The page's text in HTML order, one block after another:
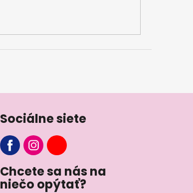
Sociálne siete
Chcete sa nás na
niečo opýtať?